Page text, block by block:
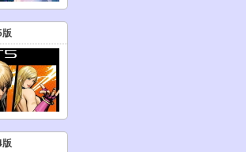
版
版